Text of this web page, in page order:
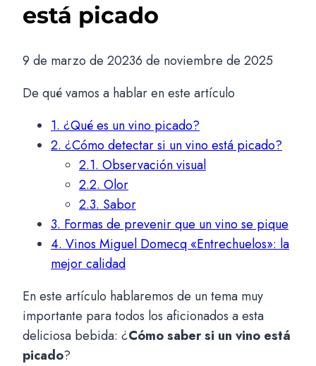
está picado
9 de marzo de 20236 de noviembre de 2025
De qué vamos a hablar en este artículo
1.¿Qué es un vino picado?
2.¿Cómo detectar si un vino está picado?
2.1.Observación visual
2.2.Olor
2.3.Sabor
3.Formas de prevenir que un vino se pique
4.Vinos Miguel Domecq «Entrechuelos»: la
mejor calidad
En este artículo hablaremos de un tema muy
importante para todos los aficionados a esta
deliciosa bebida: ¿Cómo saber si un vino está
picado?